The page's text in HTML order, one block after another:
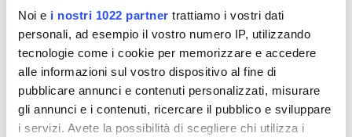
Noi e i nostri 1022 partner trattiamo i vostri dati
personali, ad esempio il vostro numero IP, utilizzando
tecnologie come i cookie per memorizzare e accedere
alle informazioni sul vostro dispositivo al fine di
pubblicare annunci e contenuti personalizzati, misurare
gli annunci e i contenuti, ricercare il pubblico e sviluppare
i servizi. Avete la possibilità di scegliere chi utilizza i
In base a quanto stabilito dal nuovo Regolamento,
infatti, sono i Comuni i soggetti competenti e
preposti all’individuazione gli aventi diritto alle
agevolazioni.